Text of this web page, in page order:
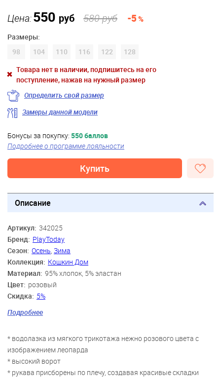
Цена:550 руб 580 руб -5%
Размеры:
98
104 110 116 122
128
Товара нет в наличии, подпишитесь на его
поступление, нажав на нужный размер
Определить свой размер
Замеры данной модели
Бонусы за покупку: 550 баллов
Подробнее о программе лояльности
Купить
Описание
Артикул: 342025
Бренд: PlayToday
Сезон: Осень Зима
Коллекция: Кошкин Дом
Материал: 95% хлопок, 5% эластан
Цвет: розовый
Скидка: 5%
Возраст: 3 года, 4 года, 5 лет, 6 лет, 7 лет, 8 лет
Подробнее
* водолазка из мягкого трикотажа нежно розового цвета с
изображением леопарда
* высокий ворот
* рукава присборены по плечу, создавая красивые складки